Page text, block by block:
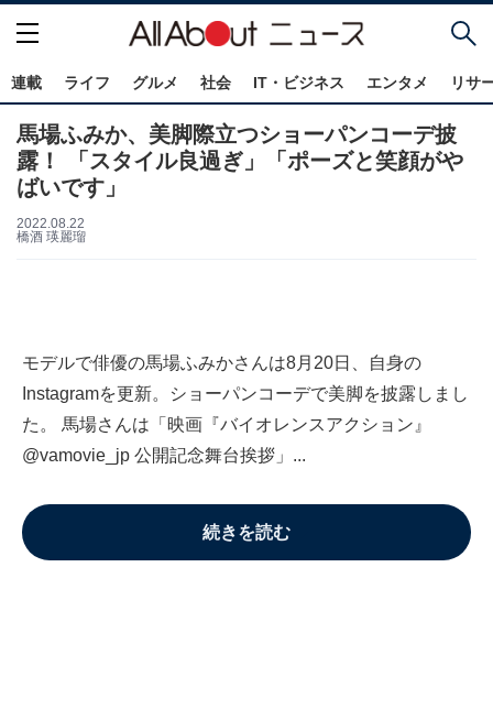
連載 ライフ グルメ 社会 IT・ビジネス エンタメ リサ
馬場ふみか、美脚際立つショーパンコーデ披
露！ 「スタイル良過ぎ」「ポーズと笑顔がや
ばいです」
2022.08.22
橋酒 瑛麗瑠
モデルで俳優の馬場ふみかさんは8月20日、自身の
Instagramを更新。ショーパンコーデで美脚を披露しまし
た。 馬場さんは「映画『バイオレンスアクション』
@vamovie_jp 公開記念舞台挨拶」...
続きを読む